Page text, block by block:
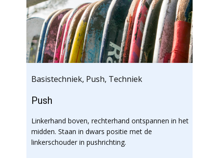
Basistechniek, Push, Techniek
Push
Linkerhand boven, rechterhand ontspannen in het
midden. Staan in dwars positie met de
linkerschouder in pushrichting.